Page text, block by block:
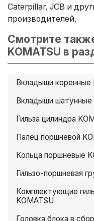
Caterpillar, JCB и
производителей.
Смотрите
KOMATSU в
Вкладыши коренные
Вкладыши шатунные
Гильза цилиндра
Палец поршневой
Кольца поршневые
Гильзо-поршневая
Комплектующие
KOMATSU
Головка блока в